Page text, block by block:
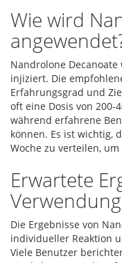
Wie wird
Nandrolone
injiziert. Die
Erfahrungsgrad und
oft eine Dosis von 200-
während erfahrene
können. Es ist wichtig,
Woche zu verteilen,
Erwartete
Die Ergebnisse von
individueller Reaktion
Viele Benutzer